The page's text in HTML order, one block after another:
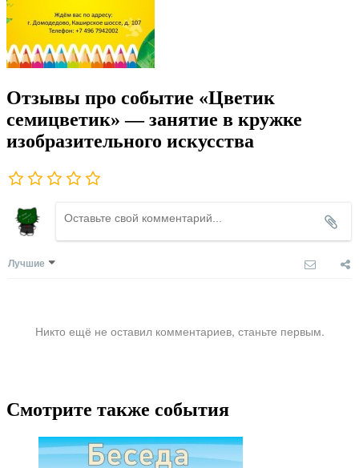
Отзывы про событие «Цветик
семицветик» — занятие в кружке
изобразительного искусства
Лучшие
Никто ещё не оставил комментариев, станьте первым.
Смотрите также события